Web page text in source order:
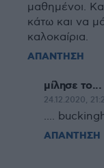
μαθημένοι.
κάτω και να
καλοκαίρια.
ΑΠΑΝΤΗΣΗ
μίλησε το...
24.12.2020,
....
ΑΠΑΝΤΗΣΗ